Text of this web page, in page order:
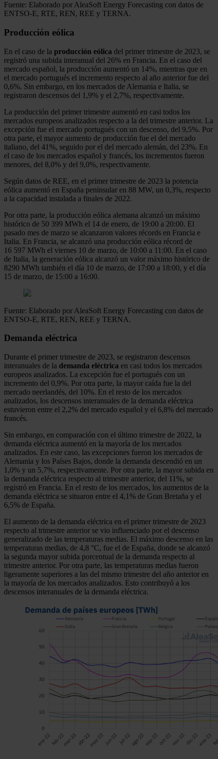
Fuente: Elaborado por AleaSoft Energy Forecasting con datos de
ENTSO-E, RTE, REN, REE y TERNA.
Producción eólica
En el caso de la producción eólica del primer trimestre de 2023, se
registró una subida interanual del 26% en Francia. En el caso del
mercado español, la producción aumentó un 14%, mientras que en
el mercado portugués el incremento respecto al año anterior fue del
0,6%. Sin embargo, en los mercados de Alemania e Italia, se
registraron descensos del 1,9% y el 2,7%, respectivamente.
La producción del primer trimestre aumentó en casi todos los
mercados europeos analizados respecto a la del trimestre anterior. La
excepción fue el mercado portugués con un descenso, del 9,5%. Por
otra parte, el mayor aumento de producción fue el del mercado
italiano, del 41%, seguido por el del mercado alemán, del 23%. En
el caso de los mercados español y francés, los incrementos fueron
menores, del 8,0% y del 9,0%, respectivamente.
Según datos de REE, en el primer trimestre de 2023 la potencia
eólica aumentó en España peninsular en 88 MW, un 0,3%, respecto
a la capacidad instalada a finales de 2022.
Por otra parte, la producción eólica alemana alcanzó un máximo
histórico de 50 399 MWh el 14 de enero, de 19:00 a 20:00. El
pasado mes de marzo se alcanzaron valores récords en Francia e
Italia. En Francia, se alcanzó una producción eólica récord de
16 597 MWh el viernes 10 de marzo, de 10:00 a 11:00. En el caso
de Italia, la generación eólica alcanzó un valor máximo histórico de
8290 MWh también el día 10 de marzo, de 17:00 a 18:00, y el día
15 de marzo, de 15:00 a 16:00.
Fuente: Elaborado por AleaSoft Energy Forecasting con datos de
ENTSO-E, RTE, REN, REE y TERNA.
Demanda eléctrica
Durante el primer trimestre de 2023, se registraron descensos
interanuales de la demanda eléctrica en casi todos los mercados
europeos analizados. La excepción fue el portugués con un
incremento del 0,9%. Por otra parte, la mayor caída fue la del
mercado neerlandés, del 10%. En el resto de los mercados
analizados, los descensos interanuales de la demanda eléctrica
estuvieron entre el 2,2% del mercado español y el 6,8% del mercado
francés.
Sin embargo, en comparación con el último trimestre de 2022, la
demanda eléctrica aumentó en la mayoría de los mercados
analizados. En este caso, las excepciones fueron los mercados de
Alemania y los Países Bajos, donde la demanda descendió en un
1,0% y un 5,7%, respectivamente. Por otra parte, la mayor subida en
la demanda eléctrica respecto al trimestre anterior, del 11%, se
registró en Francia. En el resto de los mercados, los aumentos de la
demanda eléctrica se situaron entre el 4,1% de Gran Bretaña y el
6,5% de España.
El aumento de la demanda eléctrica en el primer trimestre de 2023
respecto al trimestre anterior se vio influenciado por el descenso
generalizado de las temperaturas medias. El máximo descenso en las
temperaturas medias, de 4,8 °C, fue el de España, donde se alcanzó
la segunda mayor subida porcentual de la demanda respecto al
trimestre anterior. Por otra parte, las temperaturas medias fueron
ligeramente superiores a las del mismo trimestre del año anterior en
la mayoría de los mercados analizados. Esto contribuyó a los
descensos interanuales de la demanda eléctrica.